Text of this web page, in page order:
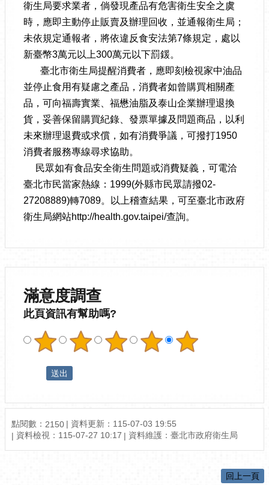
衛生局要求業者，倘發現產品有危害衛生安全之虞
時，應即主動停止販賣及辦理回收，並通報衛生局；
未依規定通報者，將依違反食安法第7條規定，處以
新臺幣3萬元以上300萬元以下罰鍰。
臺北市衛生局提醒消費者，應即刻檢視家中油品
並停止食用有疑慮之產品，消費者如曾購買相關產
品，可向福壽實業、福懋油脂及泰山企業辦理退換
貨，妥善保留購買紀錄、發票單據及問題商品，以利
未來辦理退費或求償，如有消費爭議，可撥打1950
消費者服務專線尋求協助。
民眾如有食品安全衛生問題或消費疑義，可電洽
臺北市民當家熱線：1999(外縣市民眾請撥02-
27208889)轉7089。以上稽查結果，可至臺北市政府
衛生局網站http://health.gov.taipei/查詢。
滿意度調查
此頁資訊有幫助嗎?
點閱數： 2150
資料更新：115-07-03 19:55
資料檢視：115-07-27 10:17
資料維護：臺北市政府衛生局
回上一頁